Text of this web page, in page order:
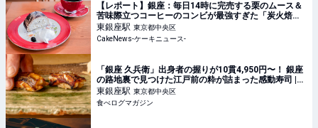
【レポート】銀座：毎日14時に完売する栗のムース＆
苦味際立つコーヒーのコンビが最強すぎた「炭火焙煎
珈琲.凛 本店」8月5日より移転リニューアルオープン
東銀座駅 東京都中央区
CakeNews-ケーキニュース-
「銀座 久兵衛」出身者の握りが10貫4,950円〜！ 銀座
の路地裏で見つけた江戸前の粋が詰まった感動寿司 |
食べログマガジン
東銀座駅 東京都中央区
食べログマガジン